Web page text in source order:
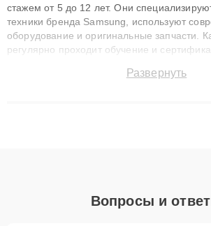
стажем от 5 до 12 лет. Они
техники бренда Samsung, используют
оборудование и оригинальные запчасти.
регулярно проходит обучение и
технику с сохранением гарантии до 3 лет.
Развернуть
Вопросы и